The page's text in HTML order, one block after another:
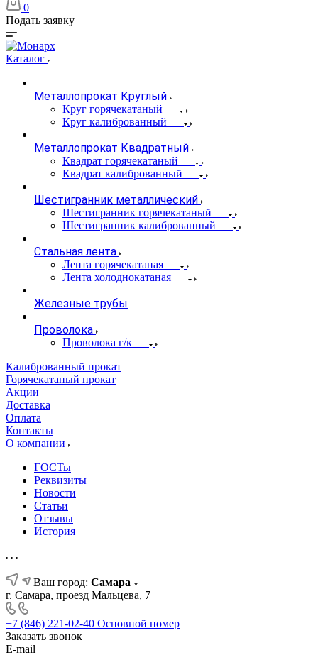
0
Подать заявку
Каталог
Металлопрокат Круглый
Круг горячекатаный
Круг калиброванный
Металлопрокат Квадратный
Квадрат горячекатаный
Квадрат калиброванный
Шестигранник металлический
Шестигранник горячекатаный
Шестигранник калиброванный
Стальная лента
Лента горячекатаная
Лента холоднокатаная
Железные трубы
Проволока
Проволока г/к
Калиброванный прокат
Горячекатаный прокат
Акции
Доставка
Оплата
Контакты
О компании
ГОСТы
Реквизиты
Новости
Статьи
Отзывы
История
Ваш город: Самара
г. Самара, проезд Мальцева, 7
+7 (846) 221-02-40 Основной номер
Заказать звонок
E-mail